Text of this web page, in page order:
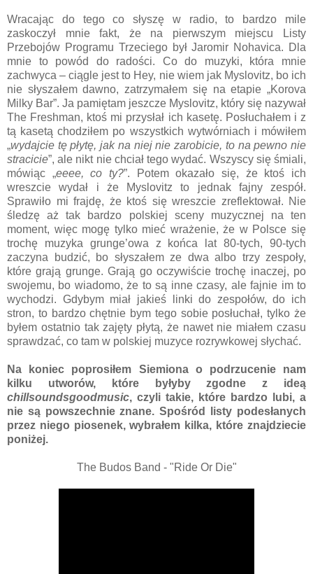
Wracając do tego co słyszę w radio, to bardzo mile
zaskoczył mnie fakt, że na pierwszym miejscu Listy
Przebojów Programu Trzeciego był Jaromir Nohavica. Dla
mnie to powód do radości. Co do muzyki, która mnie
zachwyca – ciągle jest to Hey, nie wiem jak Myslovitz, bo ich
nie słyszałem dawno, zatrzymałem się na etapie „Korova
Milky Bar”. Ja pamiętam jeszcze Myslovitz, który się nazywał
The Freshman, ktoś mi przysłał ich kasetę. Posłuchałem i z
tą kasetą chodziłem po wszystkich wytwórniach i mówiłem
„wydajcie tę płytę, jak na niej nie zarobicie, to na pewno nie
stracicie”, ale nikt nie chciał tego wydać. Wszyscy się śmiali,
mówiąc „eeee, co ty?”. Potem okazało się, że ktoś ich
wreszcie wydał i że Myslovitz to jednak fajny zespół.
Sprawiło mi frajdę, że ktoś się wreszcie zreflektował. Nie
śledzę aż tak bardzo polskiej sceny muzycznej na ten
moment, więc mogę tylko mieć wrażenie, że w Polsce się
trochę muzyka grunge’owa z końca lat 80-tych, 90-tych
zaczyna budzić, bo słyszałem ze dwa albo trzy zespoły,
które grają grunge. Grają go oczywiście trochę inaczej, po
swojemu, bo wiadomo, że to są inne czasy, ale fajnie im to
wychodzi. Gdybym miał jakieś linki do zespołów, do ich
stron, to bardzo chętnie bym tego sobie posłuchał, tylko że
byłem ostatnio tak zajęty płytą, że nawet nie miałem czasu
sprawdzać, co tam w polskiej muzyce rozrywkowej słychać.
Na koniec poprosiłem Siemiona o podrzucenie nam
kilku utworów, które byłyby zgodne z ideą
chillsoundsgoodmusic, czyli takie, które bardzo lubi, a
nie są powszechnie znane. Spośród listy podesłanych
przez niego piosenek, wybrałem kilka, które znajdziecie
poniżej.
The Budos Band - "Ride Or Die"